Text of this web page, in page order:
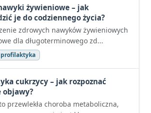
żywieniowe – jak
je do codziennego życia?
zdrowych nawyków żywieniowych
dla długoterminowego zd...
cukrzycy – jak rozpoznać
objawy?
przewlekła choroba metaboliczna,